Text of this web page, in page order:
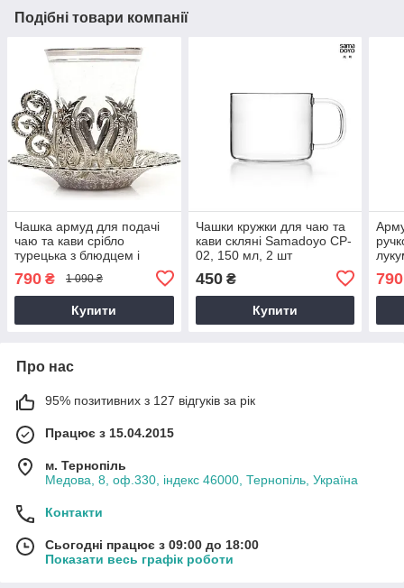
Подібні товари компанії
Чашка армуд для подачі
чаю та кави срібло
турецька з блюдцем і
790 ₴ 1 090 ₴
Купити
Чашки кружки для чаю та
кави скляні Samadoyo CP-
02, 150 мл, 2 шт
450₴
Купити
790
Про нас
95% позитивних з 127 відгуків за рік
Працює з 15.04.2015
м. Тернопіль
Медова, 8, оф.330, індекс 46000, Тернопіль, Україна
Контакти
Сьогодні працює з 09:00 до 18:00
Показати весь графік роботи